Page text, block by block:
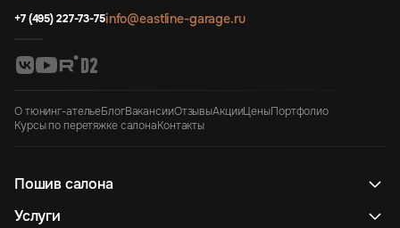
+7 (495) 227-73-75info@eastline-garage.ru
О тюнинг-ательеБлогВакансииОтзывыАкцииЦеныПортфолио
Курсы по перетяжке салонаКонтакты
Пошив салона
Услуги